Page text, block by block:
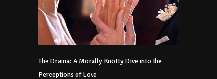
The Drama: A Morally Knotty Dive into the
Perceptions of Love